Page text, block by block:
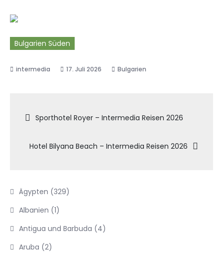
Bulgarien Süden
17. Juli 2026 Bulgarien
Beitragsnavigation
Sporthotel Royer – Intermedia Reisen 2026
Hotel Bilyana Beach – Intermedia Reisen 2026
Ägypten (329)
Albanien (1)
Antigua und Barbuda (4)
Aruba (2)